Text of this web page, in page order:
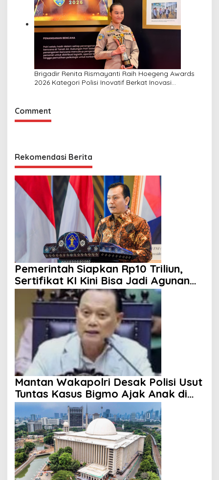
Brigadir Renita Rismayanti Raih Hoegeng Awards
2026 Kategori Polisi Inovatif Berkat Inovasi
Comment
Rekomendasi Berita
Pemerintah Siapkan Rp10 Triliun,
Sertifikat KI Kini Bisa Jadi Agunan
KUR
Mantan Wakapolri Desak Polisi Usut
Tuntas Kasus Bigmo Ajak Anak di
Bawah Umur Promosikan Vape